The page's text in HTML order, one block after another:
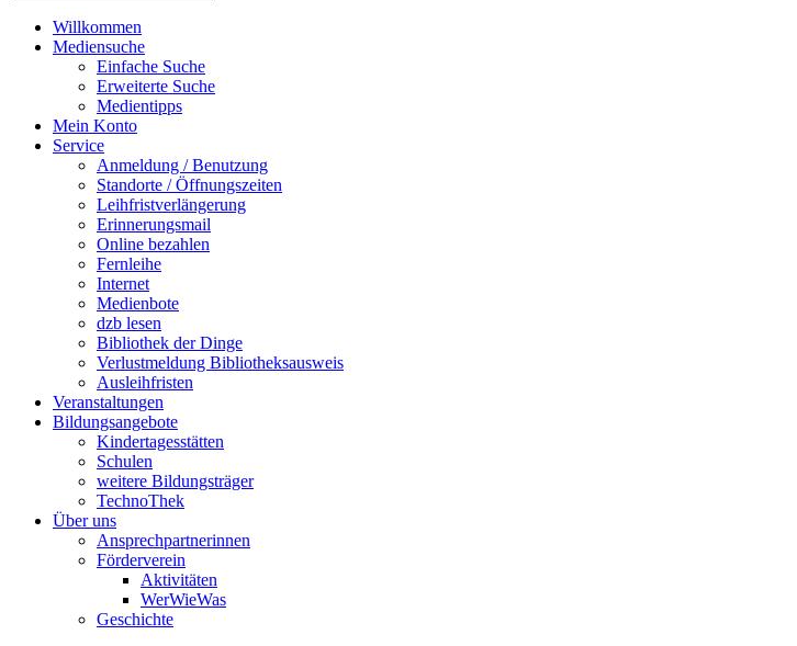
Willkommen
Mediensuche
Einfache Suche
Erweiterte Suche
Medientipps
Mein Konto
Service
Anmeldung / Benutzung
Standorte / Öffnungszeiten
Leihfristverlängerung
Erinnerungsmail
Online bezahlen
Fernleihe
Internet
Medienbote
dzb lesen
Bibliothek der Dinge
Verlustmeldung Bibliotheksausweis
Ausleihfristen
Veranstaltungen
Bildungsangebote
Kindertagesstätten
Schulen
weitere Bildungsträger
TechnoThek
Über uns
Ansprechpartnerinnen
Förderverein
Aktivitäten
WerWieWas
Geschichte